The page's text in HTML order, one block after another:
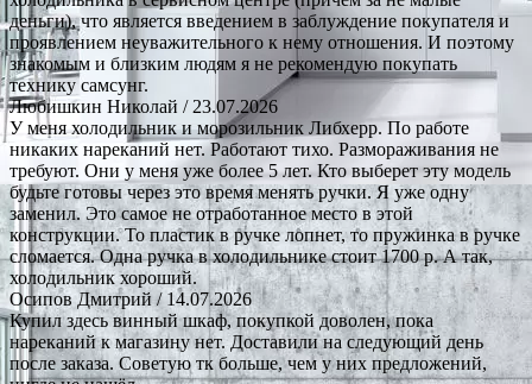
деньги), что является введением в заблуждение покупателя и
проявлением неуважительного к нему отношения. И поэтому
знакомым и близким людям я не рекомендую покупать
технику самсунг.
Любишкин Николай / 23.07.2026
У меня холодильник и морозильник Либхерр. По работе
никаких нареканий нет. Работают тихо. Размораживания не
требуют. Они у меня уже более 5 лет. Кто выберет эту модель
будьте готовы через это время менять ручки. Я уже одну
заменил. Это самое не отработанное место в этой
конструкции. То пластик в ручке лопнет, то пружинка в ручке
сломается. Одна ручка в холодильнике стоит 1700 р. А так,
холодильник хороший.
Осипов Дмитрий / 14.07.2026
Купил здесь винный шкаф, покупкой доволен, пока
нареканий к магазину нет. Доставили на следующий день
после заказа. Советую тк больше, чем у них предложений,